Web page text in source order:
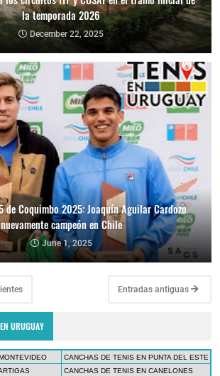
la temporada 2026
December 22, 2025
de Coquimbo 2025: Joaquín Aguilar Cardozo
nuevamente campeón en Chile
June 1, 2025
Entradas antiguas
URUGUAY
CANCHAS DE TENIS EN PUNTA DEL ESTE
CANCHAS DE TENIS EN CANELONES